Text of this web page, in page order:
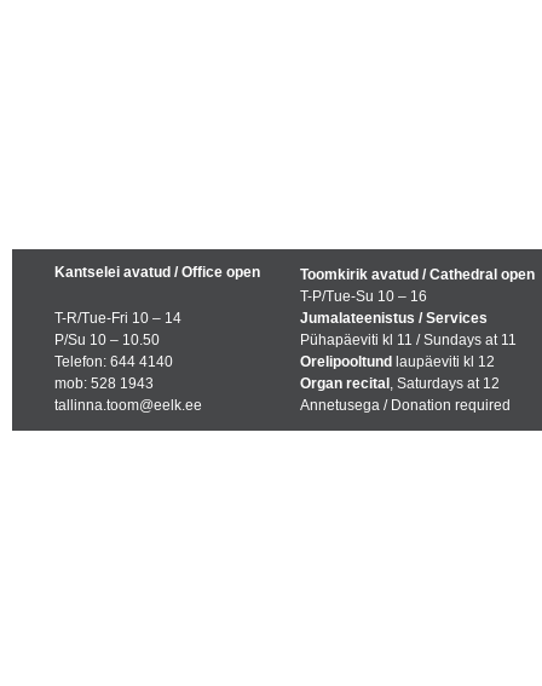
Kantselei avatud / Office open
T-R/Tue-Fri 10 – 14
P/Su 10 – 10.50
Telefon: 644 4140
mob: 528 1943
tallinna.toom@eelk.ee
Toomkirik avatud / Cathedral open
T-P/Tue-Su 10 – 16
Jumalateenistus / Services
Pühapäeviti kl 11 / Sundays at 11
Orelipooltund laupäeviti kl 12
Organ recital , Saturdays at 12
Annetusega / Donation required